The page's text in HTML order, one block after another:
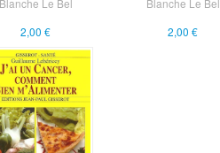
Blanche Le Bel
2,00 €
Blanche Le Bel
2,00 €